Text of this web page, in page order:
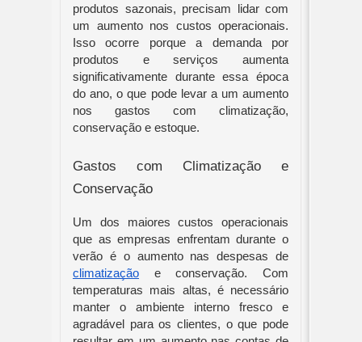
produtos sazonais, precisam lidar com
um aumento nos custos operacionais.
Isso ocorre porque a demanda por
produtos e serviços aumenta
significativamente durante essa época
do ano, o que pode levar a um aumento
nos gastos com climatização,
conservação e estoque.
Gastos com Climatização e
Conservação
Um dos maiores custos operacionais
que as empresas enfrentam durante o
verão é o aumento nas despesas de
climatização e conservação. Com
temperaturas mais altas, é necessário
manter o ambiente interno fresco e
agradável para os clientes, o que pode